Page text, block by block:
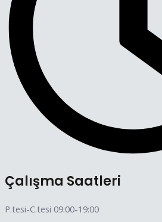
Çalışma Saatleri
P.tesi-C.tesi 09:00-19:00